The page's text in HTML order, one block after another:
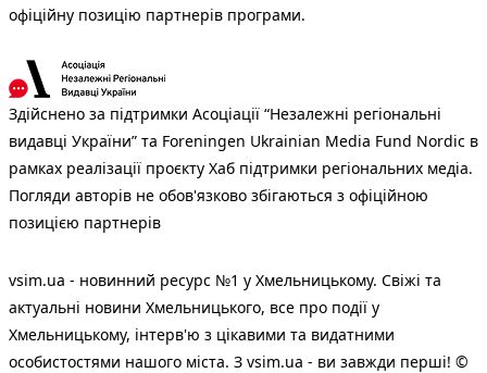
офіційну позицію партнерів програми.
Здійснено за підтримки Асоціації “Незалежні регіональні
видавці України” та Foreningen Ukrainian Media Fund Nordic в
рамках реалізації проєкту Хаб підтримки регіональних медіа.
Погляди авторів не обов'язково збігаються з офіційною
позицією партнерів
vsim.ua - новинний ресурс №1 у Хмельницькому. Свіжі та
актуальні новини Хмельницького, все про події у
Хмельницькому, інтерв'ю з цікавими та видатними
особистостями нашого міста. З vsim.ua - ви завжди перші! ©